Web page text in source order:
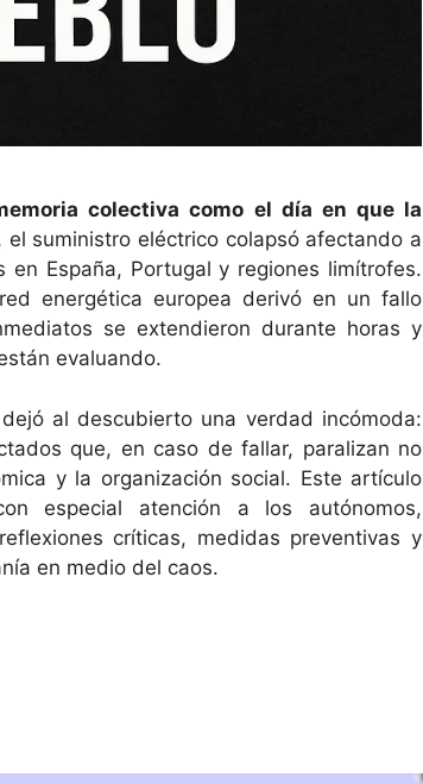
colectiva como el día en que la
el suministro eléctrico colapsó afectando a
España, Portugal y regiones limítrofes.
energética europea derivó en un fallo
se extendieron durante horas y
evaluando.
al descubierto una verdad incómoda:
que, en caso de fallar, paralizan no
y la organización social. Este artículo
especial atención a los autónomos,
críticas, medidas preventivas y
en medio del caos.